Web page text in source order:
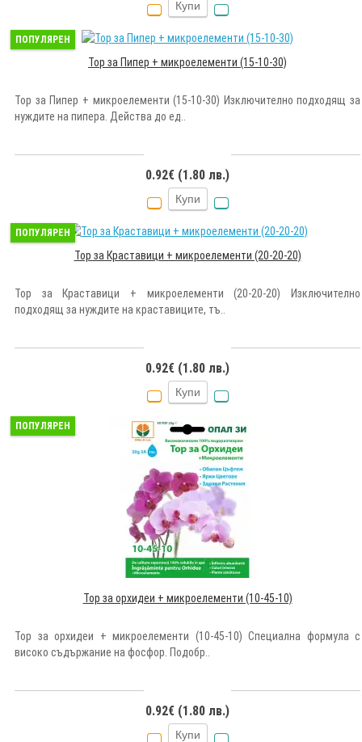
Купи
ПОПУЛЯРЕН
Тор за Пипер + микроелементи (15-10-30)
Тор за Пипер + микроелементи (15-10-30) Изключително подходящ за
нуждите на пипера. Действа до ед..
0.92€ (1.80 лв.)
Купи
ПОПУЛЯРЕН
Тор за Краставици + микроелементи (20-20-20)
Тор за Краставици + микроелементи (20-20-20) Изключително
подходящ за нуждите на краставиците, тъ..
0.92€ (1.80 лв.)
Купи
ПОПУЛЯРЕН
Тор за орхидеи + микроелементи (10-45-10)
Тор за орхидеи + микроелементи (10-45-10) Специална формула с
високо съдържание на фосфор. Подобр..
0.92€ (1.80 лв.)
Купи